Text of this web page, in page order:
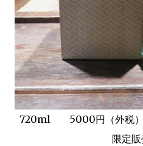
720ml 5000円（外税
限定販